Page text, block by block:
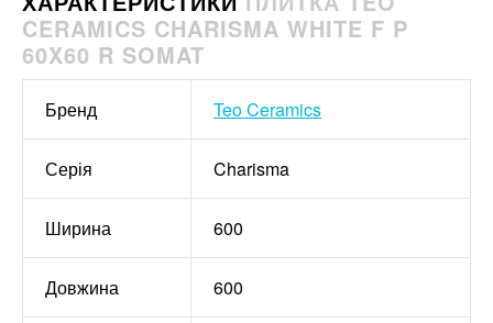
CERAMICS CHARISMA WHITE F P
60X60 R SOMAT
Бренд Teo Ceramics
Серія Charisma
Ширина 600
Довжина 600